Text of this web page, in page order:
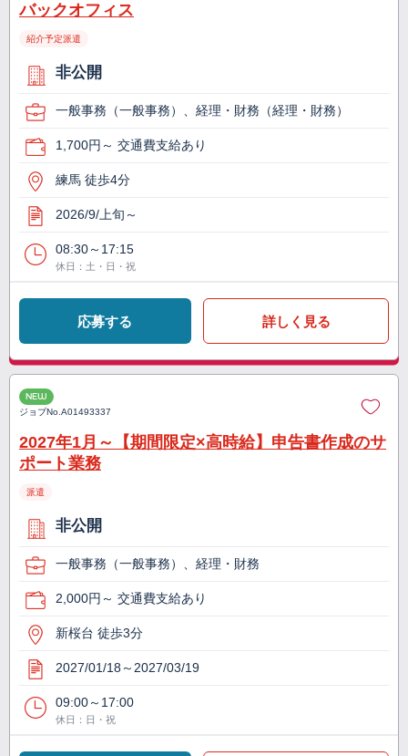
バックオフィス
紹介予定派遣
非公開
一般事務（一般事務）、経理・財務（経理・財務）
1,700円～ 交通費支給あり
練馬 徒歩4分
2026/9/上旬～
08:30～17:15
休日：土・日・祝
応募する 詳しく見る
NEW
ジョブNo.A01493337
2027年1月～【期間限定×高時給】申告書作成のサ
ポート業務
派遣
非公開
一般事務（一般事務）、経理・財務
2,000円～ 交通費支給あり
新桜台 徒歩3分
2027/01/18～2027/03/19
09:00～17:00
休日：日・祝